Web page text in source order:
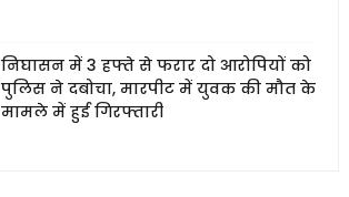
निघासन में 3 हफ्ते से फरार दो आरोपियों को
पुलिस ने दबोचा, मारपीट में युवक की मौत के
मामले में हुई गिरफ्तारी